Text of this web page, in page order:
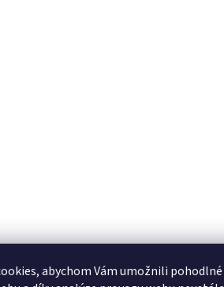
abychom Vám umožnili pohodlné